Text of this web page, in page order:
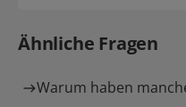
Ähnliche Fragen
Warum haben